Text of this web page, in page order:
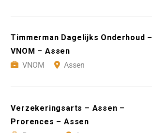
Timmerman Dagelijks Onderhoud –
VNOM – Assen
VNOM
Assen
Verzekeringsarts – Assen –
Prorences – Assen